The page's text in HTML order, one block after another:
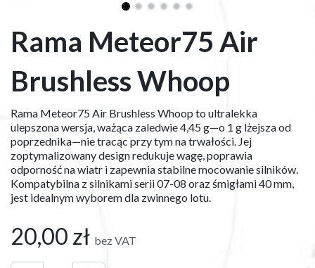
Rama Meteor75 Air
Brushless Whoop
Rama Meteor75 Air Brushless Whoop to ultralekka
ulepszona wersja, ważąca zaledwie 4,45 g—o 1 g lżejsza od
poprzednika—nie tracąc przy tym na trwałości. Jej
zoptymalizowany design redukuje wagę, poprawia
odporność na wiatr i zapewnia stabilne mocowanie silników.
Kompatybilna z silnikami serii 07-08 oraz śmigłami 40 mm,
jest idealnym wyborem dla zwinnego lotu.
20,00 zł bez VAT